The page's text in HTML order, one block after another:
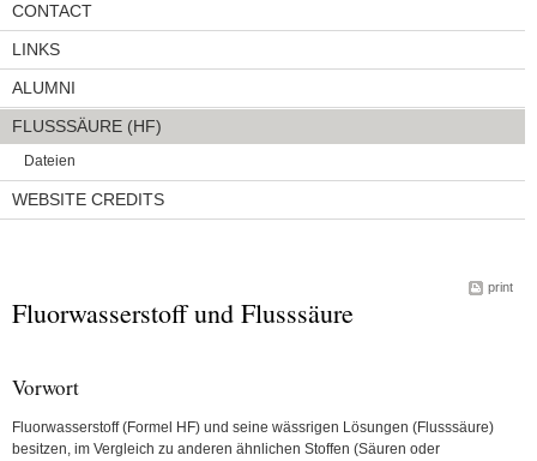
CONTACT
LINKS
ALUMNI
FLUSSSÄURE (HF)
Dateien
WEBSITE CREDITS
print
Fluorwasserstoff und Flusssäure
Vorwort
Fluorwasserstoff (Formel HF) und seine wässrigen Lösungen (Flusssäure)
besitzen, im Vergleich zu anderen ähnlichen Stoffen (Säuren oder